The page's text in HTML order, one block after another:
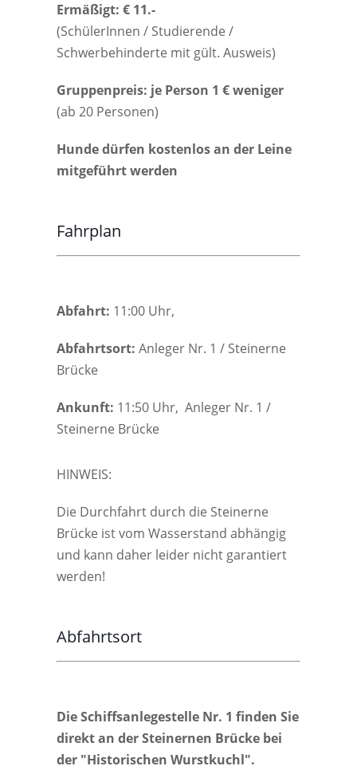
Ermäßigt: € 11.-
(SchülerInnen / Studierende /
Schwerbehinderte mit gült. Ausweis)
Gruppenpreis: je Person 1 € weniger
(ab 20 Personen)
Hunde dürfen kostenlos an der Leine
mitgeführt werden
Fahrplan
Abfahrt: 11:00 Uhr,
Abfahrtsort: Anleger Nr. 1 / Steinerne
Brücke
Ankunft: 11:50 Uhr, Anleger Nr. 1 /
Steinerne Brücke
HINWEIS:
Die Durchfahrt durch die Steinerne
Brücke ist vom Wasserstand abhängig
und kann daher leider nicht garantiert
werden!
Abfahrtsort
Die Schiffsanlegestelle Nr. 1 finden Sie
direkt an der Steinernen Brücke bei
der "Historischen Wurstkuchl".